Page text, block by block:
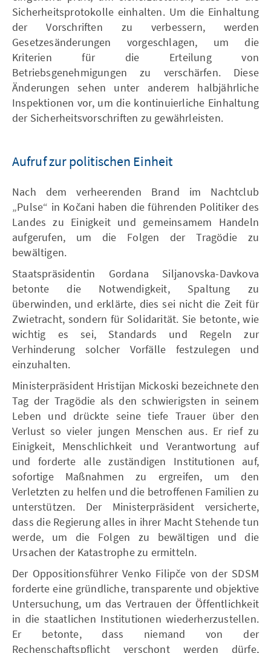
Sicherheitsprotokolle einhalten. Um die Einhaltung
der Vorschriften zu verbessern, werden
Gesetzesänderungen vorgeschlagen, um die
Kriterien für die Erteilung von
Betriebsgenehmigungen zu verschärfen. Diese
Änderungen sehen unter anderem halbjährliche
Inspektionen vor, um die kontinuierliche Einhaltung
der Sicherheitsvorschriften zu gewährleisten.
Aufruf zur politischen Einheit
Nach dem verheerenden Brand im Nachtclub
„Pulse“ in Kočani haben die führenden Politiker des
Landes zu Einigkeit und gemeinsamem Handeln
aufgerufen, um die Folgen der Tragödie zu
bewältigen.
Staatspräsidentin Gordana Siljanovska-Davkova
betonte die Notwendigkeit, Spaltung zu
überwinden, und erklärte, dies sei nicht die Zeit für
Zwietracht, sondern für Solidarität. Sie betonte, wie
wichtig es sei, Standards und Regeln zur
Verhinderung solcher Vorfälle festzulegen und
einzuhalten.
Ministerpräsident Hristijan Mickoski bezeichnete den
Tag der Tragödie als den schwierigsten in seinem
Leben und drückte seine tiefe Trauer über den
Verlust so vieler jungen Menschen aus. Er rief zu
Einigkeit, Menschlichkeit und Verantwortung auf
und forderte alle zuständigen Institutionen auf,
sofortige Maßnahmen zu ergreifen, um den
Verletzten zu helfen und die betroffenen Familien zu
unterstützen. Der Ministerpräsident versicherte,
dass die Regierung alles in ihrer Macht Stehende tun
werde, um die Folgen zu bewältigen und die
Ursachen der Katastrophe zu ermitteln.
Der Oppositionsführer Venko Filipče von der SDSM
forderte eine gründliche, transparente und objektive
Untersuchung, um das Vertrauen der Öffentlichkeit
in die staatlichen Institutionen wiederherzustellen.
Er betonte, dass niemand von der
Rechenschaftspflicht verschont werden dürfe,